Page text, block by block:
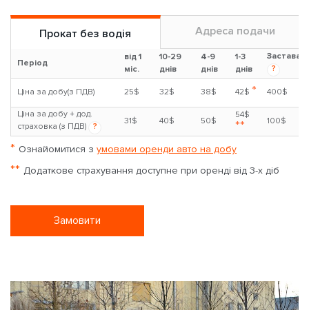
Прокат без водія Адреса подачи
Період
від 1
міс.
10-29
днів
4-9
днів
1-3
днів
Застава
?
Ціна за добу(з ПДВ) 25$ 32$ 38$ 42$ * 400$
Ціна за добу + дод.
страховка (з ПДВ)
?
31$ 40$ 50$
54$
** 100$
* Ознайомитися з умовами оренди авто на добу
** Додаткове страхування доступне при оренді від 3-х діб
Замовити